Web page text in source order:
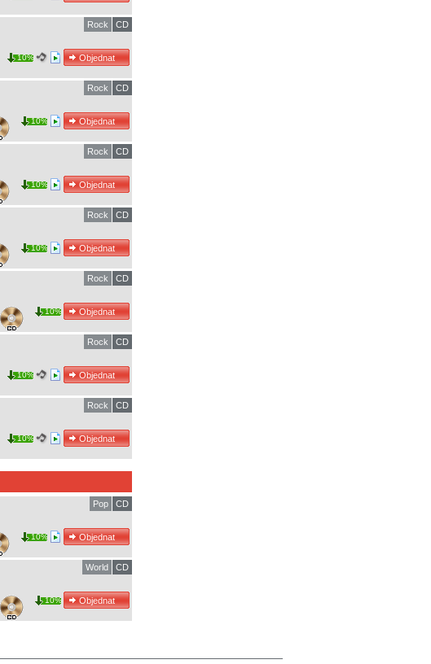
CD
Rock
10%
CD
Rock
10%
CD
Rock
10%
CD
Rock
10%
CD
Rock
10%
CD
Rock
10%
CD
Rock
10%
CD
Pop
10%
CD
World
10%